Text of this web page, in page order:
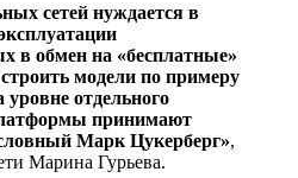
сетей нуждается в
в обмен на «бесплатные»
модели по примеру
отдельного
принимают
Марк Цукерберг»,
Марина Гурьева.